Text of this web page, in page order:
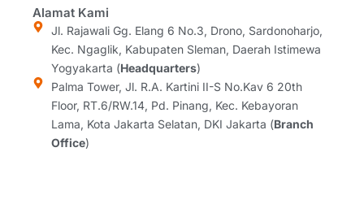
t
a
g
r
a
m
e
b
o
o
k
e
d
i
n
a
d
s
Alamat Kami
Jl. Rajawali Gg. Elang 6 No.3, Drono, Sardonoharjo,
Kec. Ngaglik, Kabupaten Sleman, Daerah Istimewa
Yogyakarta (Headquarters)
Palma Tower, Jl. R.A. Kartini II-S No.Kav 6 20th
Floor, RT.6/RW.14, Pd. Pinang, Kec. Kebayoran
Lama, Kota Jakarta Selatan, DKI Jakarta (Branch
Office)